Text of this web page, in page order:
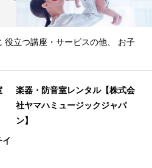
役立つ講座・サービスの他、 お子
楽器・防音室レンタル【株式会
社ヤマハミュージックジャパ
ン】